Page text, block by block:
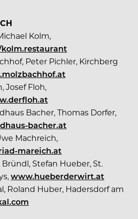
Kolm,
Peter Pichler, Kirchberg
Josef Floh,
Bacher, Thomas Dorfer,
bacher.at
Machreich,
mareich.at
Stefan Hueber, St.
www.hueberderwirt.at
Roland Huber, Hadersdorf am